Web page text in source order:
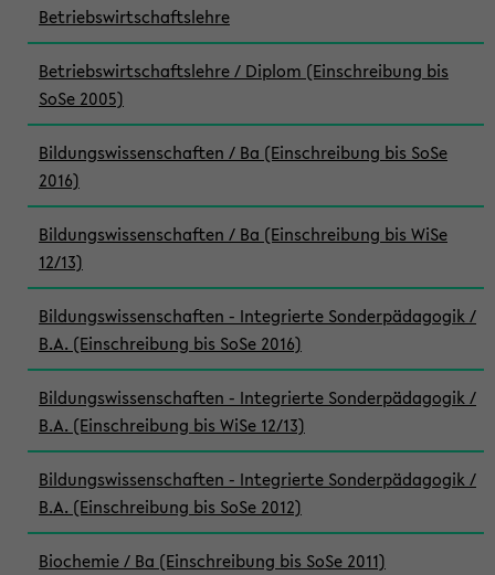
Betriebswirtschaftslehre
Betriebswirtschaftslehre / Diplom (Einschreibung bis
SoSe 2005)
Bildungswissenschaften / Ba (Einschreibung bis SoSe
2016)
Bildungswissenschaften / Ba (Einschreibung bis WiSe
12/13)
Bildungswissenschaften - Integrierte Sonderpädagogik /
B.A. (Einschreibung bis SoSe 2016)
Bildungswissenschaften - Integrierte Sonderpädagogik /
B.A. (Einschreibung bis WiSe 12/13)
Bildungswissenschaften - Integrierte Sonderpädagogik /
B.A. (Einschreibung bis SoSe 2012)
Biochemie / Ba (Einschreibung bis SoSe 2011)